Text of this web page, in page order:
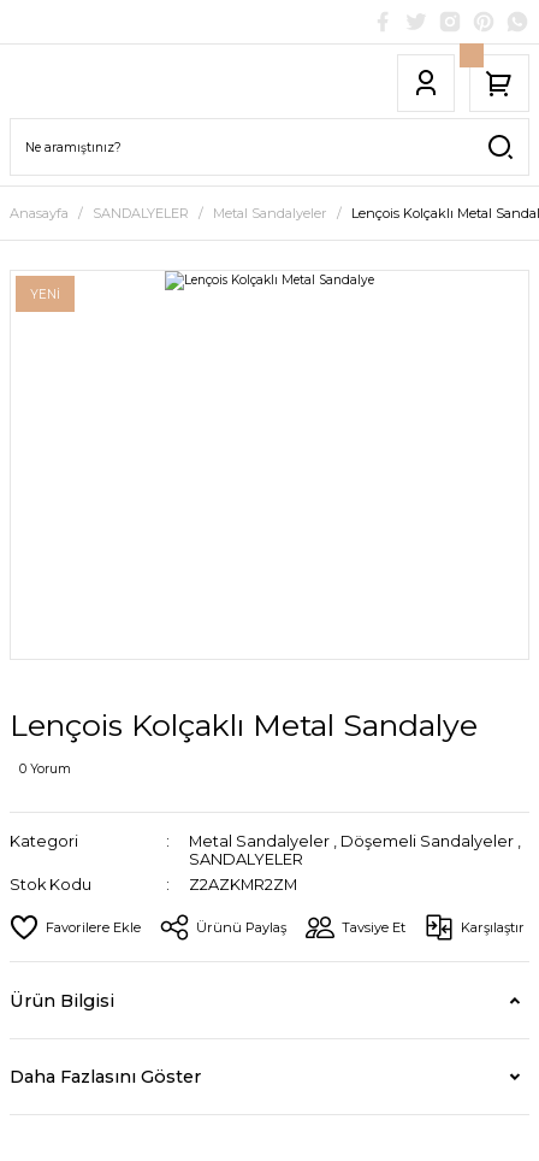
Anasayfa SANDALYELER Metal Sandalyeler Lençois Kolçaklı Metal
YENİ
Lençois Kolçaklı Metal Sandalye
0 Yorum
Kategori Metal Sandalyeler , Döşemeli Sandalyeler ,
SANDALYELER
Stok Kodu
Z2AZKMR2ZM
Ürünü Paylaş Tavsiye Et Karşılaştır
Ürün Bilgisi
Daha Fazlasını Göster